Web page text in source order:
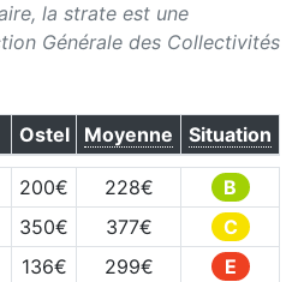
la strate est une
Générale des Collectivités
Ostel Moyenne Situation
200€ 228€
B
350€ 377€
C
136€ 299€ E